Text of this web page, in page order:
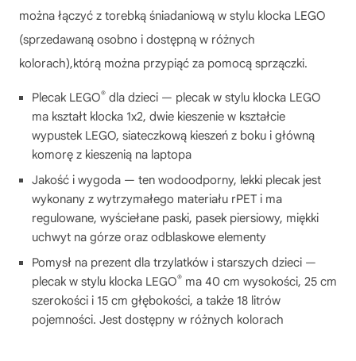
można łączyć z torebką śniadaniową w stylu klocka LEGO
(sprzedawaną osobno i dostępną w różnych
kolorach),którą można przypiąć za pomocą sprzączki.
Plecak LEGO® dla dzieci — plecak w stylu klocka LEGO
ma kształt klocka 1x2, dwie kieszenie w kształcie
wypustek LEGO, siateczkową kieszeń z boku i główną
komorę z kieszenią na laptopa
Jakość i wygoda — ten wodoodporny, lekki plecak jest
wykonany z wytrzymałego materiału rPET i ma
regulowane, wyściełane paski, pasek piersiowy, miękki
uchwyt na górze oraz odblaskowe elementy
Pomysł na prezent dla trzylatków i starszych dzieci —
plecak w stylu klocka LEGO® ma 40 cm wysokości, 25 cm
szerokości i 15 cm głębokości, a także 18 litrów
pojemności. Jest dostępny w różnych kolorach